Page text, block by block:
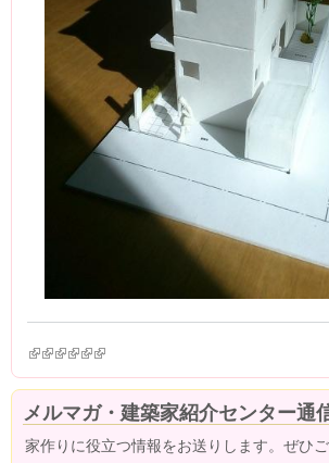
(link is external)
(link is external)
(link is external)
(link is external)
(link is external)
(link is external)
メルマガ・建築家紹介センター通
家作りに役立つ情報をお送りします。ぜひご